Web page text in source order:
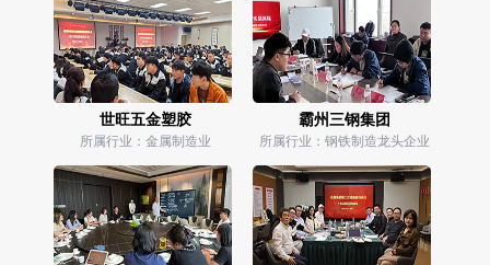
世旺五金塑胶
所属行业：金属制造业
霸州三钢集团
所属行业：钢铁制造龙头企业